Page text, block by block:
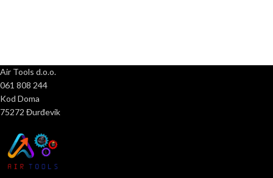
Air Tools d.o.o.
061 808 244
Kod Doma
75272 Đurđevik